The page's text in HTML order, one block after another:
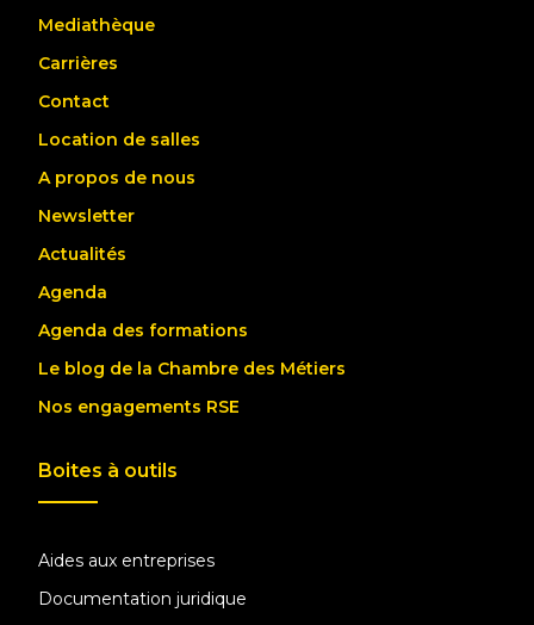
Mediathèque
Carrières
Contact
Location de salles
A propos de nous
Newsletter
Actualités
Agenda
Agenda des formations
Le blog de la Chambre des Métiers
Nos engagements RSE
Boites à outils
Aides aux entreprises
Documentation juridique